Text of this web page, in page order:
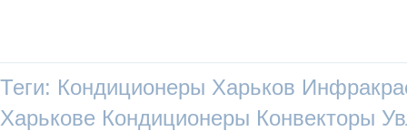
Теги: Кондиционеры Харьков
Харькове Кондиционеры Конвекторы